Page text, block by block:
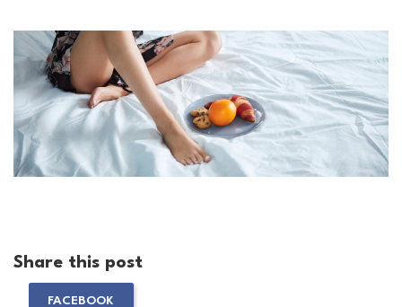
Share this post
FACEBOOK